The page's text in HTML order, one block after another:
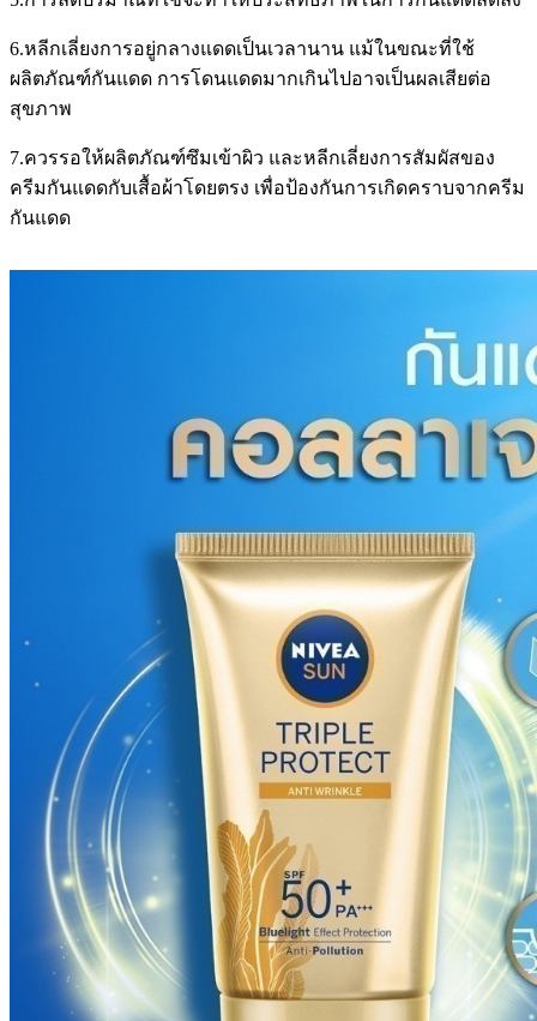
6.หลีกเลี่ยงการอยู่กลางแดดเป็นเวลานาน แม้ในขณะที่ใช้
ผลิตภัณฑ์กันแดด การโดนแดดมากเกินไปอาจเป็นผลเสียต่อ
สุขภาพ
7.ควรรอให้ผลิตภัณฑ์ซึมเข้าผิว และหลีกเลี่ยงการสัมผัสของ
ครีมกันแดดกับเสื้อผ้าโดยตรง เพื่อป้องกันการเกิดคราบจากครีม
กันแดด